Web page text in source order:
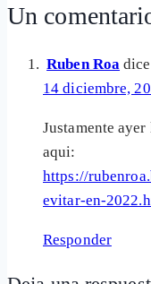
Un
Ruben Roa
14 diciembre,
Justamente
aqui:
https://
evitar-en-
Responder